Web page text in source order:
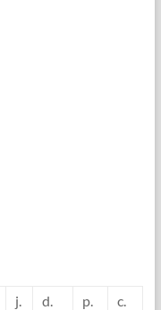
j. d. p.
c.